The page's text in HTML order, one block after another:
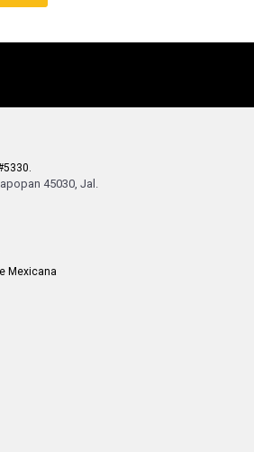
45030, Jal.
Mexicana